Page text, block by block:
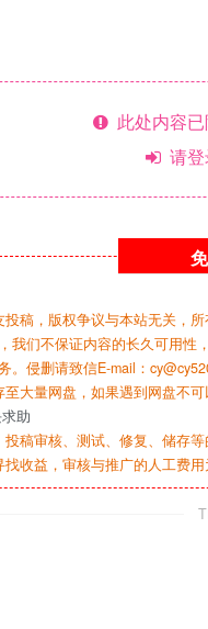
此处内容
请
稿，版权争议与本站无关，
我们不保证内容的长久可用
。侵删请致信E-mail：
大量网盘，如果遇到网盘不
助
稿审核、测试、修复、储存
收益，审核与推广的人工费用